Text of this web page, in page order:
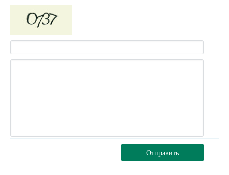
Отправить